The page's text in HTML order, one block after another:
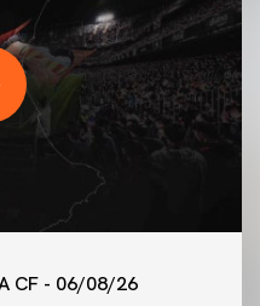
CF - 06/08/26
CF 6/8/2026